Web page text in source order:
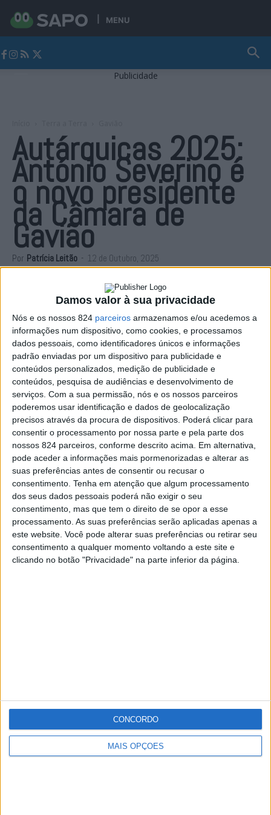
Damos valor à sua privacidade
Nós e os nossos 824 parceiros armazenamos e/ou acedemos a
informações num dispositivo, como cookies, e processamos
dados pessoais, como identificadores únicos e informações
padrão enviadas por um dispositivo para publicidade e
conteúdos personalizados, medição de publicidade e
conteúdos, pesquisa de audiências e desenvolvimento de
serviços. Com a sua permissão, nós e os nossos parceiros
poderemos usar identificação e dados de geolocalização
precisos através da procura de dispositivos. Poderá clicar para
consentir o processamento por nossa parte e pela parte dos
nossos 824 parceiros, conforme descrito acima. Em alternativa,
pode aceder a informações mais pormenorizadas e alterar as
suas preferências antes de consentir ou recusar o
consentimento. Tenha em atenção que algum processamento
dos seus dados pessoais poderá não exigir o seu
consentimento, mas que tem o direito de se opor a esse
processamento. As suas preferências serão aplicadas apenas a
este website. Você pode alterar suas preferências ou retirar seu
consentimento a qualquer momento voltando a este site e
clicando no botão "Privacidade" na parte inferior da página.
MAIS OPÇÕES
CONCORDO
MENU
Publicidade
Autárquicas 2025:
António Severino é
o novo presidente
da Câmara de
Gavião
Por Patrícia Leitão - 12 de Outubro, 2025
António Severino, candidato pelo PS, é o novo presidente
da Câmara de Gavião, tendo sido eleito com 64,71% dos
votos.
O PSD ficou em segundo lugar com 16,73% dos votos.